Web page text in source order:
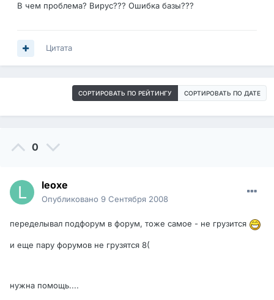
В чем проблема? Вирус??? Ошибка базы???
Цитата
СОРТИРОВАТЬ ПО РЕЙТИНГУ СОРТИРОВАТЬ ПО ДАТЕ
0
leoxe
Опубликовано 9 Сентября 2008
переделывал подфорум в форум, тоже самое - не грузится
и еще пару форумов не грузятся 8(
нужна помощь....